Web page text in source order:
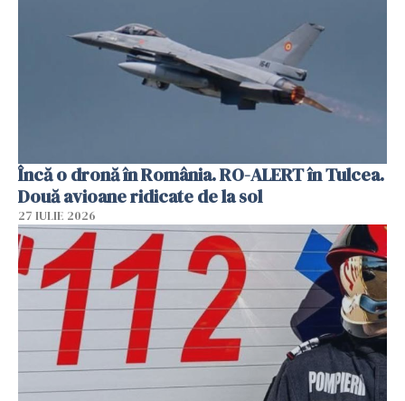
Încă o dronă în România. RO-ALERT în Tulcea.
Două avioane ridicate de la sol
27 IULIE 2026